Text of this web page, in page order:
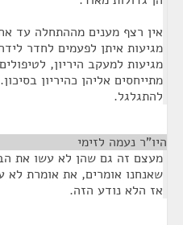
אין רצף מענים מההתחלה עד
מגיעות איתן לפעמים לחדר
מגיעות למעקב היריון,
מתייחסים אליהן כהיריון
להתגלגל.
היו"ר נעמה לזימי
מעצם זה גם שהן לא עשו את
שאנחנו אומרים, את אומרת לא
אז הלא נודע הזה.